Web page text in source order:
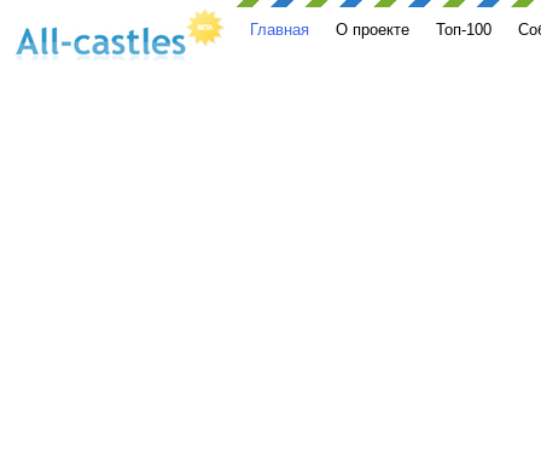
Главная О проекте Топ-100